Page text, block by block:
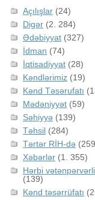
Açılışlar (24)
Digər (2. 284)
Ədəbiyyat (327)
İdman (74)
İqtisadiyyat (28)
Kəndlərimiz (19)
Kənd Təsərufatı
Mədəniyyət (59)
Səhiyyə (139)
Təhsil (284)
Tərtər RİH-də
Xəbərlər (1. 355)
Hərbi
(139)
Kənd təsərrüfatı